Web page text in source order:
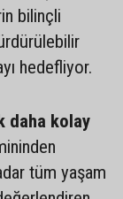
bilinçli
hedefliyor.
daha kolay
tüm yaşam